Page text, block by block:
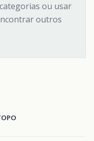
ou usar
outros